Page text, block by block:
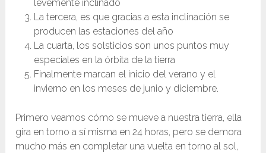
levemente inclinado
La tercera, es que gracias a esta inclinación se
producen las estaciones del año
La cuarta, los solsticios son unos puntos muy
especiales en la órbita de la tierra
Finalmente marcan el inicio del verano y el
invierno en los meses de junio y diciembre.
Primero veamos cómo se mueve a nuestra tierra, ella
gira en torno a sí misma en 24 horas, pero se demora
mucho más en completar una vuelta en torno al sol,